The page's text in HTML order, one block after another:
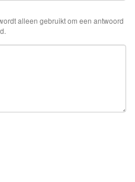
alleen gebruikt om een antwoord